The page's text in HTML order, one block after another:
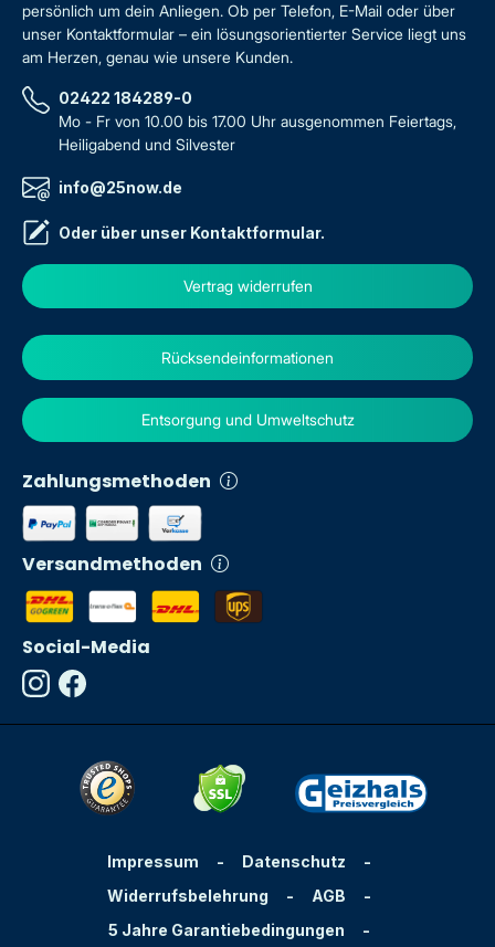
persönlich um dein Anliegen. Ob per Telefon, E-Mail oder über
unser Kontaktformular – ein lösungsorientierter Service liegt uns
am Herzen, genau wie unsere Kunden.
02422 184289-0
Mo - Fr von 10.00 bis 17.00 Uhr ausgenommen Feiertags,
Heiligabend und Silvester
info@25now.de
Oder über unser Kontaktformular.
Vertrag widerrufen
Zahlungsmethoden
Versandmethoden
Rücksendeinformationen
Entsorgung und Umweltschutz
Social-Media
Impressum - Datenschutz
-
Widerrufsbelehrung
- AGB
-
5 Jahre Garantiebedingungen
-